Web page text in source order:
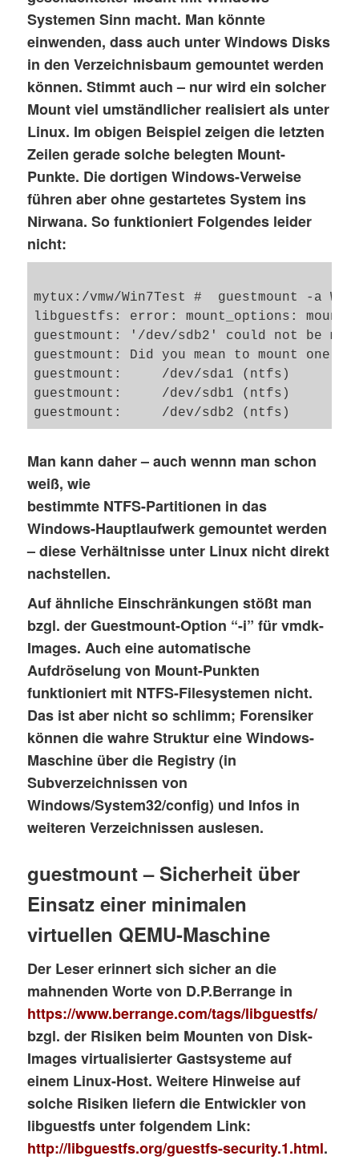
Systemen Sinn macht. Man könnte
einwenden, dass auch unter Windows Disks
in den Verzeichnisbaum gemountet werden
können. Stimmt auch – nur wird ein solcher
Mount viel umständlicher realisiert als unter
Linux. Im obigen Beispiel zeigen die letzten
Zeilen gerade solche belegten Mount-
Punkte. Die dortigen Windows-Verweise
führen aber ohne gestartetes System ins
Nirwana. So funktioniert Folgendes leider
nicht:
mytux:/vmw/Win7Test #  guestmount -a
libguestfs: error: mount_options:
guestmount: '/dev/sdb2' could not be
guestmount: Did you mean to mount one
guestmount:     /dev/sda1 (ntfs)
guestmount:     /dev/sdb1 (ntfs)
Man kann daher – auch wennn man schon
weiß, wie
bestimmte NTFS-Partitionen in das
Windows-Hauptlaufwerk gemountet werden
– diese Verhältnisse unter Linux nicht direkt
nachstellen.
Auf ähnliche Einschränkungen stößt man
bzgl. der Guestmount-Option “-i” für vmdk-
Images. Auch eine automatische
Aufdröselung von Mount-Punkten
funktioniert mit NTFS-Filesystemen nicht.
Das ist aber nicht so schlimm; Forensiker
können die wahre Struktur eine Windows-
Maschine über die Registry (in
Subverzeichnissen von
Windows/System32/config) und Infos in
weiteren Verzeichnissen auslesen.
guestmount – Sicherheit über
Einsatz einer minimalen
virtuellen QEMU-Maschine
Der Leser erinnert sich sicher an die
mahnenden Worte von D.P.Berrange in
https://www.berrange.com/tags/libguestfs/
bzgl. der Risiken beim Mounten von Disk-
Images virtualisierter Gastsysteme auf
einem Linux-Host. Weitere Hinweise auf
solche Risiken liefern die Entwickler von
libguestfs unter folgendem Link:
http://libguestfs.org/guestfs-security.1.html.